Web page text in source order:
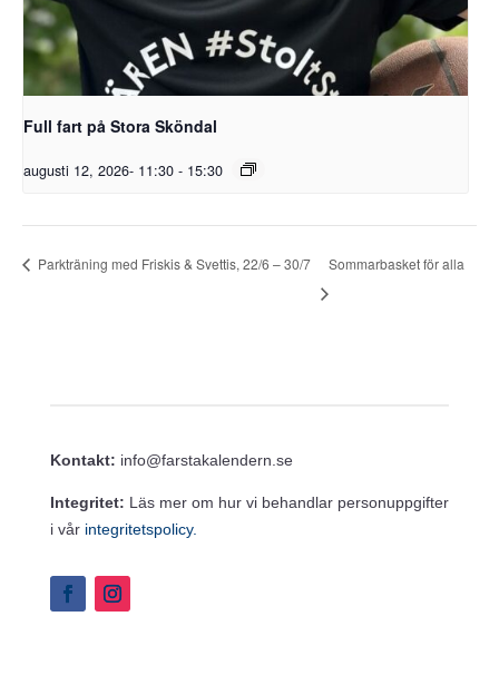
Full fart på Stora Sköndal
augusti 12, 2026- 11:30 - 15:30
Parkträning med Friskis & Svettis, 22/6 – 30/7 Sommarbasket för alla
Kontakt: info@farstakalendern.se
Integritet: Läs mer om hur vi behandlar personuppgifter
i vår integritetspolicy.